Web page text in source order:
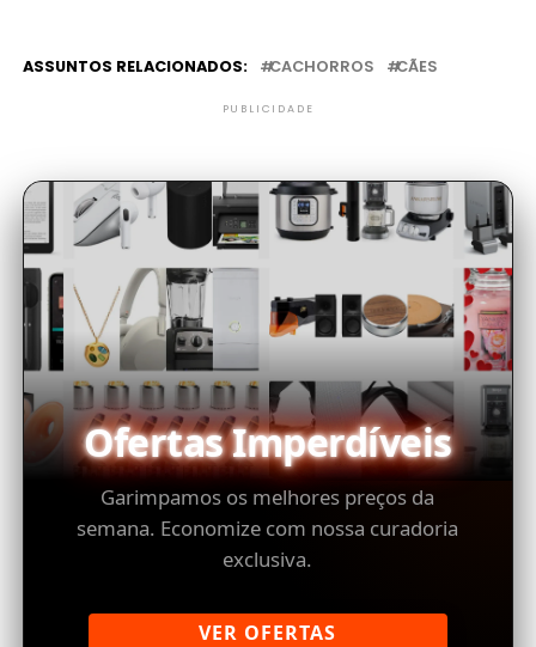
ASSUNTOS RELACIONADOS: CACHORROS CÃES
PUBLICIDADE
Ofertas Imperdíveis
Garimpamos os melhores preços da
semana. Economize com nossa curadoria
exclusiva.
VER OFERTAS